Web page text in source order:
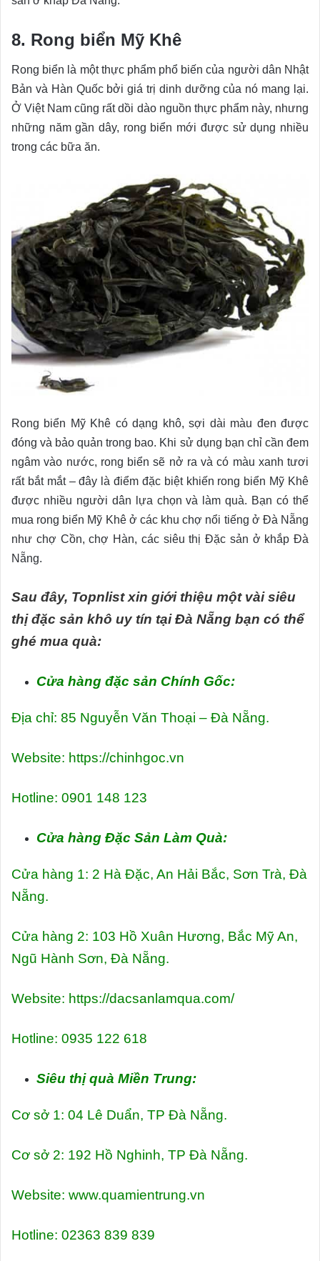
8. Rong biển Mỹ Khê
Rong biển là một thực phẩm phổ biến của người dân Nhật
Bản và Hàn Quốc bởi giá trị dinh dưỡng của nó mang lại.
Ở Việt Nam cũng rất dồi dào nguồn thực phẩm này, nhưng
những năm gần dây, rong biển mới được sử dụng nhiều
trong các bữa ăn.
Rong biển Mỹ Khê có dạng khô, sợi dài màu đen được
đóng và bảo quản trong bao. Khi sử dụng bạn chỉ cần đem
ngâm vào nước, rong biển sẽ nở ra và có màu xanh tươi
rất bắt mắt – đây là điểm đặc biệt khiến rong biển Mỹ Khê
được nhiều người dân lựa chọn và làm quà. Bạn có thể
mua rong biển Mỹ Khê ở các khu chợ nổi tiếng ở Đà Nẵng
như chợ Cồn, chợ Hàn, các siêu thị Đặc sản ở khắp Đà
Nẵng.
Sau đây, Topnlist xin giới thiệu một vài siêu
thị đặc sản khô uy tín tại Đà Nẵng bạn có thể
ghé mua quà:
Cửa hàng đặc sản Chính Gốc:
Địa chỉ: 85 Nguyễn Văn Thoại – Đà Nẵng.
Website: https://chinhgoc.vn
Hotline: 0901 148 123
Cửa hàng Đặc Sản Làm Quà:
Cửa hàng 1: 2 Hà Đặc, An Hải Bắc, Sơn Trà, Đà
Nẵng.
Cửa hàng 2: 103 Hồ Xuân Hương, Bắc Mỹ An,
Ngũ Hành Sơn, Đà Nẵng.
Website: https://dacsanlamqua.com/
Hotline: 0935 122 618
Siêu thị quà Miền Trung:
Cơ sở 1: 04 Lê Duẩn, TP Đà Nẵng.
Cơ sở 2: 192 Hồ Nghinh, TP Đà Nẵng.
Website: www.quamientrung.vn
Hotline: 02363 839 839